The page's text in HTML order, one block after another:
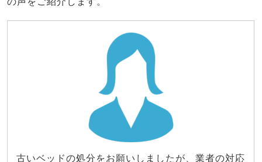
古いベッドの処分をお願いしましたが、業者の対応